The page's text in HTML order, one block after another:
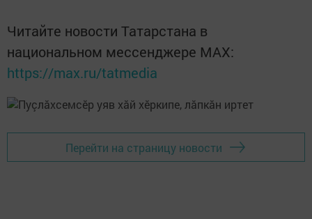
Читайте новости Татарстана в
национальном мессенджере MАХ:
https://max.ru/tatmedia
Перейти на страницу новости